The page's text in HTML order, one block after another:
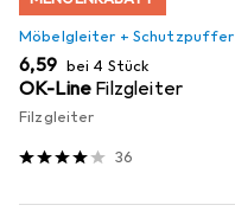
Möbelgleiter + Schutzpuffer
EUR
6,59 bei 4 Stück
OK-Line Filzgleiter
Filzgleiter
36